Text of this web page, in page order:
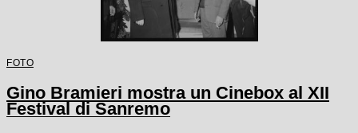
FOTO
Gino Bramieri mostra un Cinebox al XII
Festival di Sanremo